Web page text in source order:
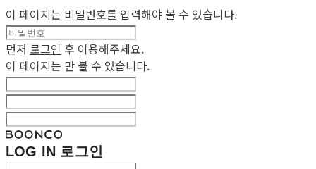
이 페이지는 비밀번호를 입력해야 볼 수 있습니다.
먼저 로그인 후 이용해주세요.
이 페이지는 만 볼 수 있습니다.
LOG IN 로그인